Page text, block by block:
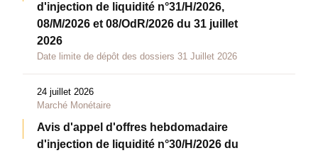
d'injection de liquidité n°31/H/2026,
08/M/2026 et 08/OdR/2026 du 31 juillet
2026
Date limite de dépôt des dossiers 31 Juillet 2026
24 juillet 2026
Marché Monétaire
Avis d'appel d'offres hebdomadaire
d'injection de liquidité n°30/H/2026 du